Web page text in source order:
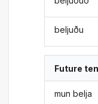
beljuðu
Future
mun belja